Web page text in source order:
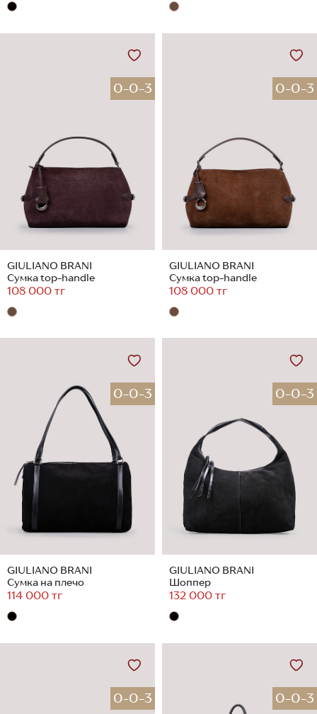
0-0-3
GIULIANO BRANI
Сумка top-handle
108 000 тг
0-0-3
GIULIANO BRANI
Сумка top-handle
108 000 тг
0-0-3
GIULIANO BRANI
Сумка на плечо
114 000 тг
0-0-3
GIULIANO BRANI
Шоппер
132 000 тг
0-0-3 0-0-3